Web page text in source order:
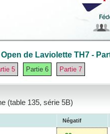
de Laviolette TH7 -
5 Partie 6 Partie 7
(table 135, série 5B)
Négatif